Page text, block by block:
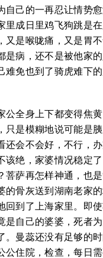
自己的一再忍让情势
里成日里鸡飞狗跳是
又是喉咙痛，又是胃
是病，还不是被他家的
难免也到了骑虎难下
公全身上下都变得焦
只是模糊地说可能是
还会不会好，不行，
该绝，家婆情况稳定了
菩萨再怎样神通，也
的骨灰送到湖南老家
回到了上海家里。即
是自己的婆婆，死者
。曼蕊还没有足够的
公住院，检查，每日